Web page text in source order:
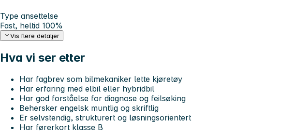
Type ansettelse
Fast, heltid 100%
Vis flere detaljer
Hva vi ser etter
Har fagbrev som bilmekaniker lette kjøretøy
Har erfaring med elbil eller hybridbil
Har god forståelse for diagnose og feilsøking
Behersker engelsk muntlig og skriftlig
Er selvstendig, strukturert og løsningsorientert
Har førerkort klasse B